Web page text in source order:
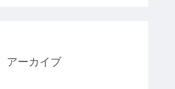
アーカイブ